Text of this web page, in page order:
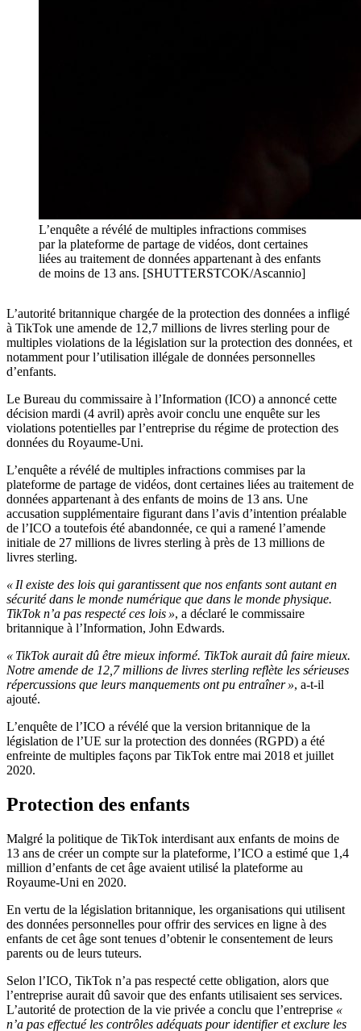
L’enquête a révélé de multiples infractions commises
par la plateforme de partage de vidéos, dont certaines
liées au traitement de données appartenant à des enfants
de moins de 13 ans. [SHUTTERSTCOK/Ascannio]
L’autorité britannique chargée de la protection des données a infligé
à TikTok une amende de 12,7 millions de livres sterling pour de
multiples violations de la législation sur la protection des données, et
notamment pour l’utilisation illégale de données personnelles
d’enfants.
Le Bureau du commissaire à l’Information (ICO) a annoncé cette
décision mardi (4 avril) après avoir conclu une enquête sur les
violations potentielles par l’entreprise du régime de protection des
données du Royaume-Uni.
L’enquête a révélé de multiples infractions commises par la
plateforme de partage de vidéos, dont certaines liées au traitement de
données appartenant à des enfants de moins de 13 ans. Une
accusation supplémentaire figurant dans l’avis d’intention préalable
de l’ICO a toutefois été abandonnée, ce qui a ramené l’amende
initiale de 27 millions de livres sterling à près de 13 millions de
livres sterling.
« Il existe des lois qui garantissent que nos enfants sont autant en
sécurité dans le monde numérique que dans le monde physique.
TikTok n’a pas respecté ces lois », a déclaré le commissaire
britannique à l’Information, John Edwards.
« TikTok aurait dû être mieux informé. TikTok aurait dû faire mieux.
Notre amende de 12,7 millions de livres sterling reflète les sérieuses
répercussions que leurs manquements ont pu entraîner », a-t-il
ajouté.
L’enquête de l’ICO a révélé que la version britannique de la
législation de l’UE sur la protection des données (RGPD) a été
enfreinte de multiples façons par TikTok entre mai 2018 et juillet
2020.
Protection des enfants
Malgré la politique de TikTok interdisant aux enfants de moins de
13 ans de créer un compte sur la plateforme, l’ICO a estimé que 1,4
million d’enfants de cet âge avaient utilisé la plateforme au
Royaume-Uni en 2020.
En vertu de la législation britannique, les organisations qui utilisent
des données personnelles pour offrir des services en ligne à des
enfants de cet âge sont tenues d’obtenir le consentement de leurs
parents ou de leurs tuteurs.
Selon l’ICO, TikTok n’a pas respecté cette obligation, alors que
l’entreprise aurait dû savoir que des enfants utilisaient ses services.
L’autorité de protection de la vie privée a conclu que l’entreprise «
n’a pas effectué les contrôles adéquats pour identifier et exclure les